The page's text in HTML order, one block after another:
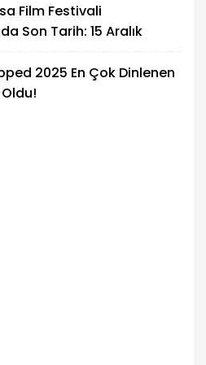
Film Festivali
Son Tarih: 15 Aralık
2025 En Çok Dinlenen